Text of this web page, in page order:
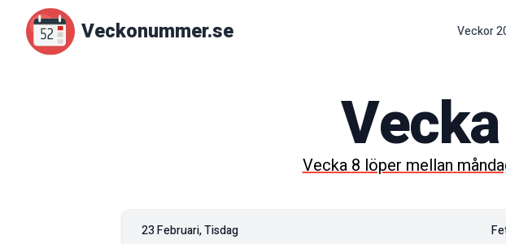
Veckonummer.se Veckor
Vecka
Vecka8löper mellan
23 Februari, Tisdag